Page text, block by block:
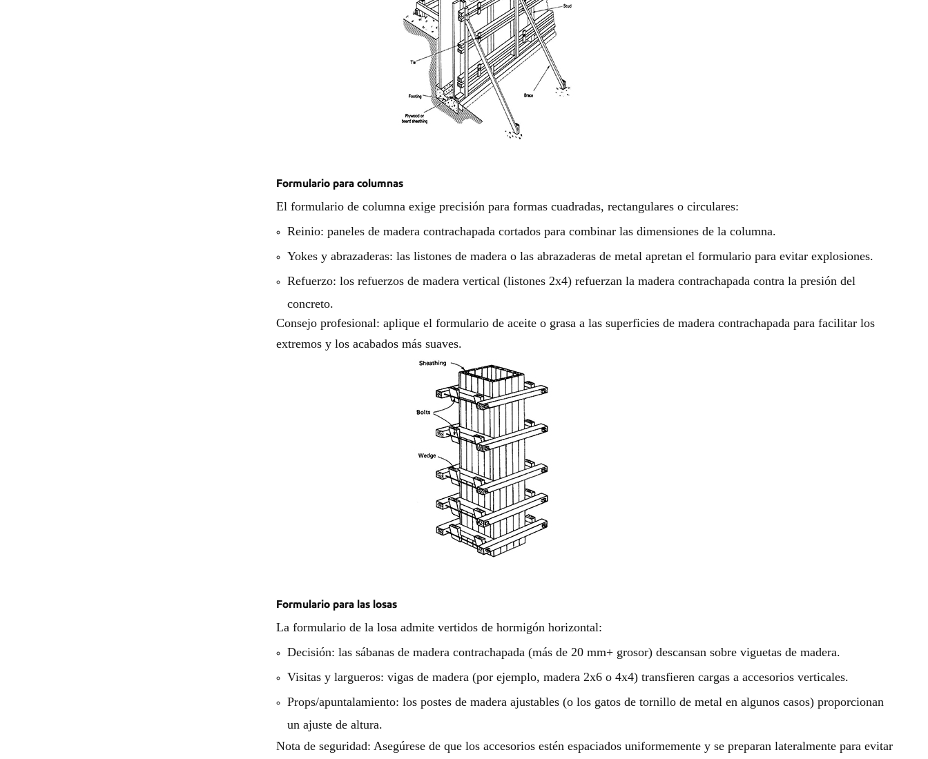
Formulario para columnas
El formulario de columna exige precisión para formas cuadradas, rectangulares o circulares:
Reinio: paneles de madera contrachapada cortados para combinar las dimensiones de la columna.
Yokes y abrazaderas: las listones de madera o las abrazaderas de metal apretan el formulario para evitar explosiones.
Refuerzo: los refuerzos de madera vertical (listones 2x4) refuerzan la madera contrachapada contra la presión del
concreto.
Consejo profesional: aplique el formulario de aceite o grasa a las superficies de madera contrachapada para facilitar los
extremos y los acabados más suaves.
Formulario para las losas
La formulario de la losa admite vertidos de hormigón horizontal:
Decisión: las sábanas de madera contrachapada (más de 20 mm+ grosor) descansan sobre viguetas de madera.
Visitas y largueros: vigas de madera (por ejemplo, madera 2x6 o 4x4) transfieren cargas a accesorios verticales.
Props/apuntalamiento: los postes de madera ajustables (o los gatos de tornillo de metal en algunos casos) proporcionan
un ajuste de altura.
Nota de seguridad: Asegúrese de que los accesorios estén espaciados uniformemente y se preparan lateralmente para evitar